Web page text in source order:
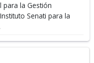
para la Gestión
Senati para la